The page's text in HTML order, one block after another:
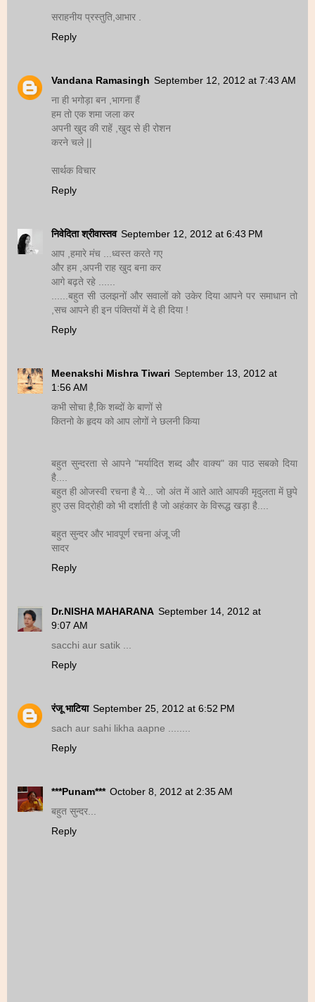
सराहनीय प्रस्तुति,आभार .
Reply
Vandana Ramasingh September 12, 2012 at 7:43 AM
ना ही भगोड़ा बन ,भागना हैं
हम तो एक शमा जला कर
अपनी खुद की राहें ,खुद से ही रोशन
करने चले ||
सार्थक विचार
Reply
निवेदिता श्रीवास्तव September 12, 2012 at 6:43 PM
आप ,हमारे मंच ...ध्वस्त करते गए
और हम ,अपनी राह खुद बना कर
आगे बढ़ते रहे ......
......बहुत सी उलझनों और सवालों को उकेर दिया आपने पर समाधान तो
,सच आपने ही इन पंक्तियों में दे ही दिया !
Reply
Meenakshi Mishra Tiwari September 13, 2012 at
1:56 AM
कभी सोचा है,कि शब्दों के बाणों से
कितनो के हृदय को आप लोगों ने छलनी किया
बहुत सुन्दरता से आपने "मर्यादित शब्द और वाक्य" का पाठ सबको दिया
है....
बहुत ही ओजस्वी रचना है ये... जो अंत में आते आते आपकी मृदुलता में छुपे
हुए उस विद्रोही को भी दर्शाती है जो अहंकार के विरूद्ध खड़ा है....
बहुत सुन्दर और भावपूर्ण रचना अंजू जी
सादर
Reply
Dr.NISHA MAHARANA September 14, 2012 at
9:07 AM
sacchi aur satik ...
Reply
रंजू भाटिया September 25, 2012 at 6:52 PM
sach aur sahi likha aapne ........
Reply
***Punam*** October 8, 2012 at 2:35 AM
बहुत सुन्दर...
Reply